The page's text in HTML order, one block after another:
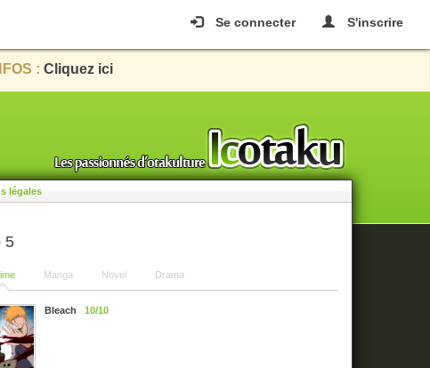
Se connecter S'inscrire
: Cliquez ici
légales
5
Manga Novel Drama
Bleach 10/10